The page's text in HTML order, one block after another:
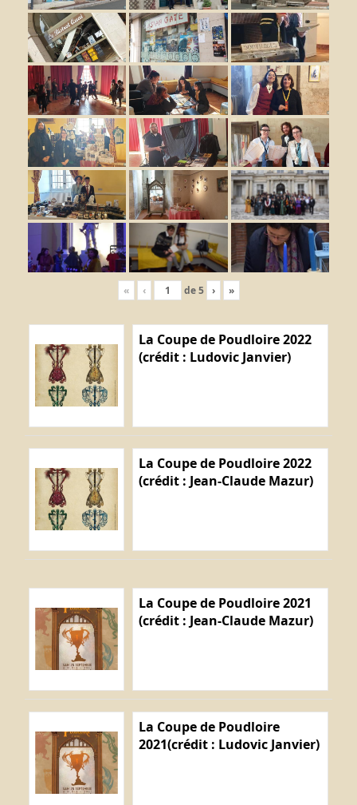
« ‹ de5 › »
La Coupe de Poudloire 2022
(crédit : Ludovic Janvier)
La Coupe de Poudloire 2022
(crédit : Jean-Claude Mazur)
La Coupe de Poudloire 2021
(crédit : Jean-Claude Mazur)
La Coupe de Poudloire
2021(crédit : Ludovic Janvier)